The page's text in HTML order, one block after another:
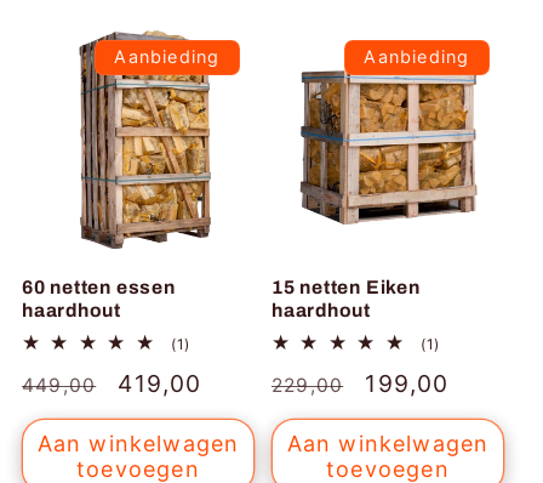
Aanbieding
60 netten essen
haardhout
(1)
aantal
Normale
prijs
449,00 Aanbiedingsprijs
419,00
Aan winkelwagen
toevoegen
Aanbieding
15 netten Eiken
haardhout
(1)
aantal
Normale
prijs
229,00 199,00
Aan winkelwagen
toevoegen